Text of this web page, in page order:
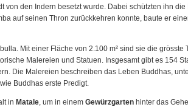
von den Indern besetzt wurde. Dabei schützten ihn
auf seinen Thron zurückkehren konnte, baute er
Mit einer Fläche von 2.100 m² sind sie die
Malereien und Statuen. Insgesamt gibt es 154
Die Malereien beschreiben das Leben Buddhas,
Buddhas erste Predigt.
in Matale, um in einem Gewürzgarten hinter das